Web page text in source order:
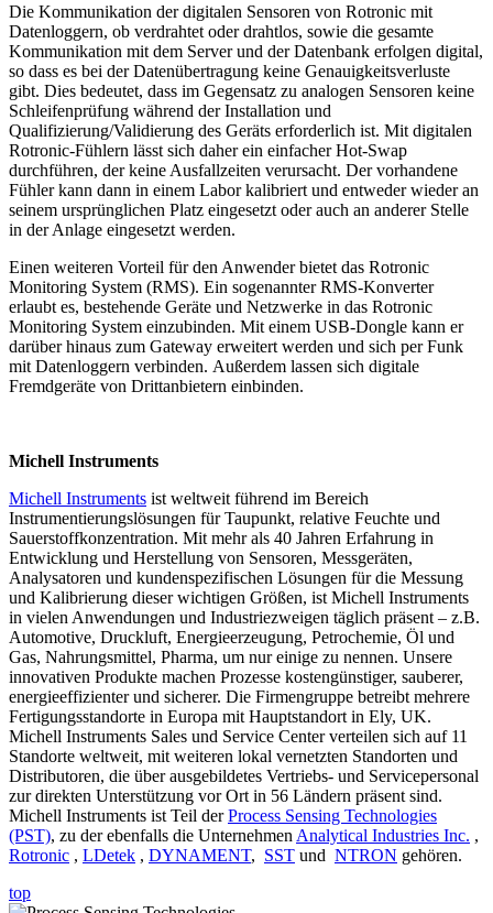
Die Kommunikation der digitalen Sensoren von Rotronic mit
Datenloggern, ob verdrahtet oder drahtlos, sowie die gesamte
Kommunikation mit dem Server und der Datenbank erfolgen digital,
so dass es bei der Datenübertragung keine Genauigkeitsverluste
gibt. Dies bedeutet, dass im Gegensatz zu analogen Sensoren keine
Schleifenprüfung während der Installation und
Qualifizierung/Validierung des Geräts erforderlich ist. Mit digitalen
Rotronic-Fühlern lässt sich daher ein einfacher Hot-Swap
durchführen, der keine Ausfallzeiten verursacht. Der vorhandene
Fühler kann dann in einem Labor kalibriert und entweder wieder an
seinem ursprünglichen Platz eingesetzt oder auch an anderer Stelle
in der Anlage eingesetzt werden.
Einen weiteren Vorteil für den Anwender bietet das Rotronic
Monitoring System (RMS). Ein sogenannter RMS-Konverter
erlaubt es, bestehende Geräte und Netzwerke in das Rotronic
Monitoring System einzubinden. Mit einem USB-Dongle kann er
darüber hinaus zum Gateway erweitert werden und sich per Funk
mit Datenloggern verbinden. Außerdem lassen sich digitale
Fremdgeräte von Drittanbietern einbinden.
Michell Instruments
Michell Instruments ist weltweit führend im Bereich
Instrumentierungslösungen für Taupunkt, relative Feuchte und
Sauerstoffkonzentration. Mit mehr als 40 Jahren Erfahrung in
Entwicklung und Herstellung von Sensoren, Messgeräten,
Analysatoren und kundenspezifischen Lösungen für die Messung
und Kalibrierung dieser wichtigen Größen, ist Michell Instruments
in vielen Anwendungen und Industriezweigen täglich präsent – z.B.
Automotive, Druckluft, Energieerzeugung, Petrochemie, Öl und
Gas, Nahrungsmittel, Pharma, um nur einige zu nennen. Unsere
innovativen Produkte machen Prozesse kostengünstiger, sauberer,
energieeffizienter und sicherer. Die Firmengruppe betreibt mehrere
Fertigungsstandorte in Europa mit Hauptstandort in Ely, UK.
Michell Instruments Sales und Service Center verteilen sich auf 11
Standorte weltweit, mit weiteren lokal vernetzten Standorten und
Distributoren, die über ausgebildetes Vertriebs- und Servicepersonal
zur direkten Unterstützung vor Ort in 56 Ländern präsent sind.
Michell Instruments ist Teil derProcess Sensing Technologies
(PST), zu der ebenfalls die Unternehmen Analytical Industries Inc. ,
Rotronic , LDetek , DYNAMENT, SST und NTRON gehören.
top